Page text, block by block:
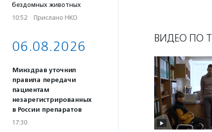
бездомных животных
10:52 · Прислано НКО
06.08.2026
Минздрав уточнил
правила передачи
пациентам
незарегистрированных
в России препаратов
17:30
ВИДЕО ПО